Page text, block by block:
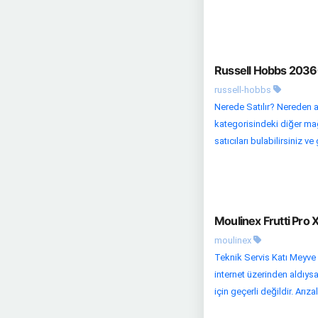
Russell Hobbs
russell-hobbs
Nerede Satılır? Nereden
kategorisindeki diğer
satıcıları bulabilirsiniz ve
Moulinex Frutti Pro
moulinex
Teknik Servis Katı
internet üzerinden
için geçerli değildir.